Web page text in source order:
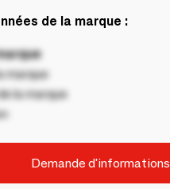
de la marque :
marque
la marque
Demande d'informations